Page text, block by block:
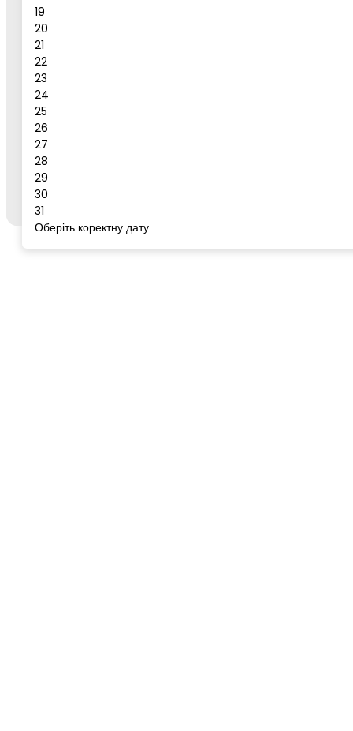
19
20
21
22
23
24
25
26
27
28
29
30
31
Оберіть коректну дату
Повідомлення
Щоб забронювати готель або тур, відкрийте цей
сервіс із сторінки бажаного готелю/туру на